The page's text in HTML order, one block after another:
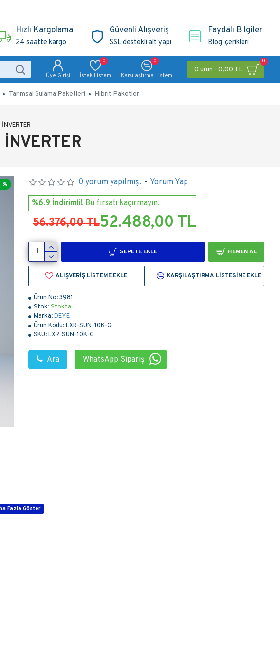
Hızlı Kargolama
24 saatte kargo
Güvenli Alışveriş
SSL destekli alt yapı
Faydalı Bilgiler
Blog içerikleri
Üye Girişi İstek Listem
0
Karşılaştırma Listem
0
0 ürün - 0,00 TL
0
Tarımsal Sulama Paketleri Hibrit Paketler
%
Ürün No:3981
Stok:Stokta
Marka:DEYE
Ürün Kodu:LXR-SUN-10K-G
SKU:LXR-SUN-10K-G
Ara WhatsApp Sipariş
0 yorum yapılmış. - Yorum Yap
%6.9 İndirimli! Bu fırsatı kaçırmayın.
56.376,00 TL52.488,00 TL
SEPETE EKLE HEMEN AL
ALIŞVERIŞ LISTEME EKLE KARŞILAŞTIRMA LISTESINE EKLE